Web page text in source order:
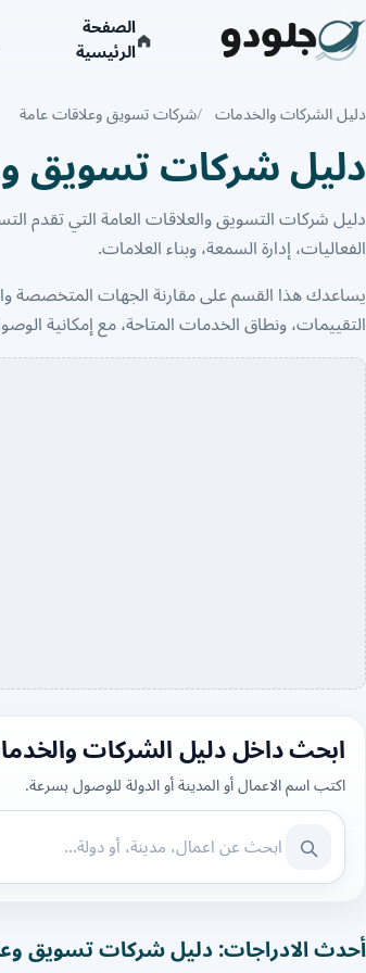
الصفحة
الرئيسية
دليل الشركات والخدمات شركات تسويق وعلاقات عامة
دليل شركات تسويق
دليل شركات التسويق والعلاقات العامة التي تقدم
الفعاليات، إدارة السمعة، وبناء العلامات.
يساعدك هذا القسم على مقارنة الجهات المتخصصة
التقييمات، ونطاق الخدمات المتاحة، مع إمكانية
ابحث داخل دليل الشركات
اكتب اسم الاعمال أو المدينة أو الدولة للوصول بسرعة.
أحدث الادراجات: دليل شركات تسويق